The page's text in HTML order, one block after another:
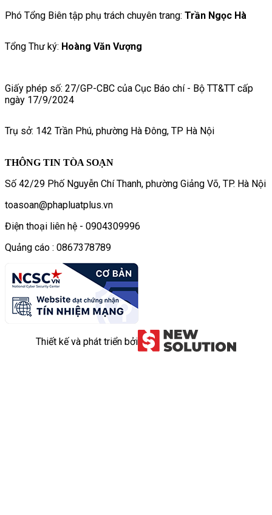
Phó Tổng Biên tập phụ trách chuyên trang: Trần Ngọc Hà
Tổng Thư ký: Hoàng Văn Vượng
Giấy phép số: 27/GP-CBC của Cục Báo chí - Bộ TT&TT cấp
ngày 17/9/2024
Trụ sở: 142 Trần Phú, phường Hà Đông, TP Hà Nội
THÔNG TIN TÒA SOẠN
Số 42/29 Phố Nguyễn Chí Thanh, phường Giảng Võ, TP. Hà Nội
toasoan@phapluatplus.vn
Điện thoại liên hệ - 0904309996
Quảng cáo : 0867378789
Thiết kế và phát triển bởi